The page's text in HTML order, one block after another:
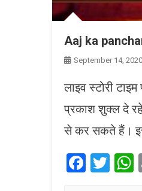
Aaj ka
September 14, 2020
लाइव स्टोरी
प्रकाश शुक्ल दे
से कर सकते हैं।